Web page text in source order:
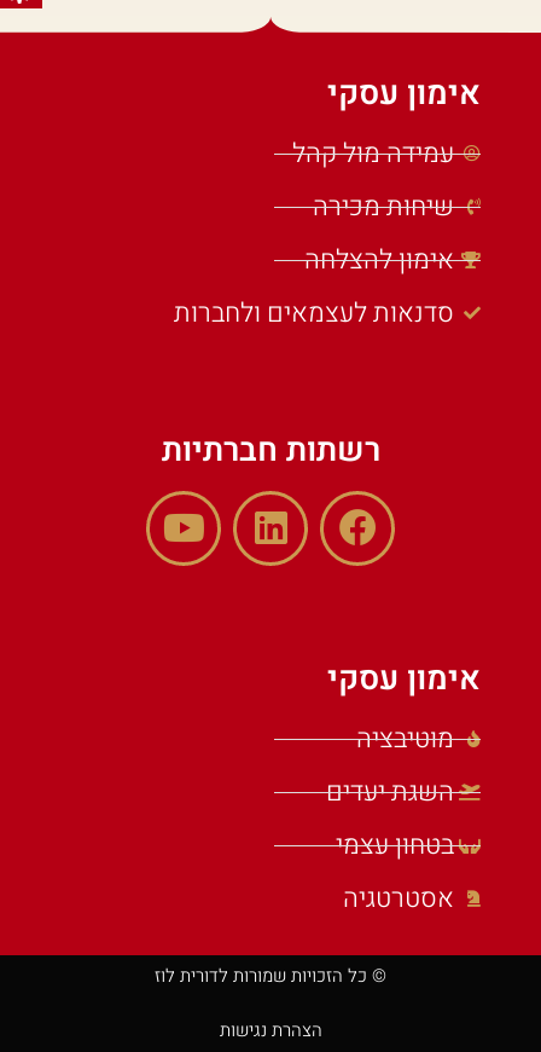
אימון עסקי
עמידה מול קהל
שיחות מכירה
אימון להצלחה
סדנאות לעצמאים ולחברות
רשתות חברתיות
אימון עסקי
מוטיבציה
השגת יעדים
בטחון עצמי
אסטרטגיה
© כל הזכויות שמורות לדורית לוז
הצהרת נגישות